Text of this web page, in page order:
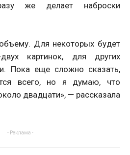
же делает наброски
Для некоторых будет
картинок, для других
Пока еще сложно сказать,
всего, но я думаю, что
двадцати», — рассказала
- Реклама -